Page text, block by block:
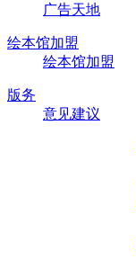
广告天地
绘本馆加盟
绘本馆加盟
版务
意见建议